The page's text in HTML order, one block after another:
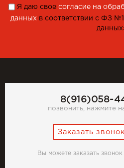
Я даю свое согласие на
данных в соответствии с ФЗ
8(916)058-
позвонить, нажмите
Заказать звонок
Вы можете заказать